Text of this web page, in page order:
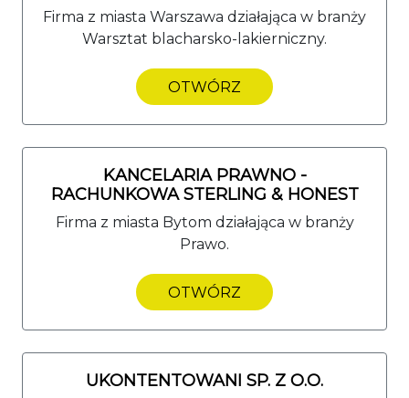
Firma z miasta Warszawa działająca w branży
Warsztat blacharsko-lakierniczny.
OTWÓRZ
KANCELARIA PRAWNO -
RACHUNKOWA STERLING & HONEST
Firma z miasta Bytom działająca w branży
Prawo.
OTWÓRZ
UKONTENTOWANI SP. Z O.O.